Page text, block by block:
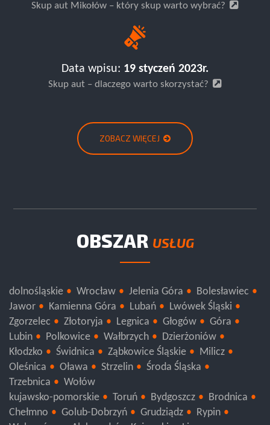
Skup aut Mikołów – który skup warto wybrać?
Data wpisu: 19 styczeń 2023r.
Skup aut – dlaczego warto skorzystać?
ZOBACZ WIĘCEJ
OBSZAR USŁUG
dolnośląskie Wrocław Jelenia Góra
Bolesławiec
Jawor
Kamienna Góra Lubań
Lwówek Śląski
Zgorzelec
Złotoryja Legnica Głogów
Góra
Lubin
Polkowice Wałbrzych
Dzierżoniów
Kłodzko
Świdnica Ząbkowice Śląskie
Milicz
Oleśnica
Oława Strzelin
Środa Śląska
Trzebnica
Wołów
kujawsko-pomorskie
Toruń Bydgoszcz
Brodnica
Chełmno
Golub-Dobrzyń Grudziądz
Rypin